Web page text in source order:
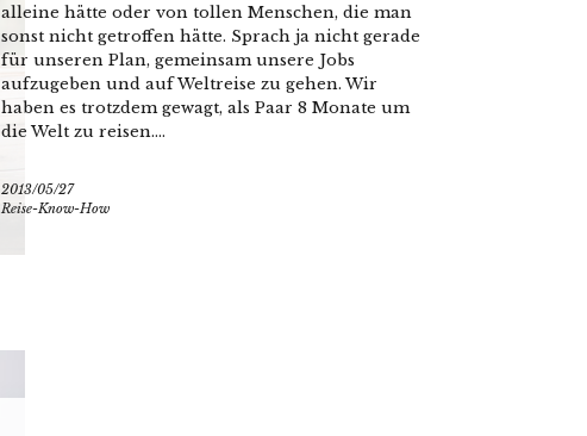
alleine hätte oder von tollen Menschen, die man
sonst nicht getroffen hätte. Sprach ja nicht gerade
für unseren Plan, gemeinsam unsere Jobs
aufzugeben und auf Weltreise zu gehen. Wir
haben es trotzdem gewagt, als Paar 8 Monate um
die Welt zu reisen....
2013/05/27
Reise-Know-How